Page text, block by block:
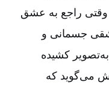
راجع به عشق
جسمانی و
کشیده
می‌گوید که